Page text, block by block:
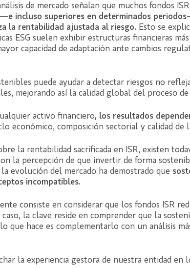
de mercado señalan que muchos fondos ISR
incluso superiores en determinados
la rentabilidad ajustada al riesgo. Esto se
ESG suelen exhibir estructuras financieras
capacidad de adaptación ante cambios
puede ayudar a detectar riesgos no
mejorando así la calidad global del proceso
activo financiero, los resultados
económico, composición sectorial y calidad de
la rentabilidad sacrificada en ISR, existen
la percepción de que invertir de forma
evolución del mercado ha demostrado que
incompatibles.
consiste en considerar que los fondos ISR
la clave reside en comprender que la
que hace es complementarlo con un análisis
la experiencia gestora de nuestra entidad en